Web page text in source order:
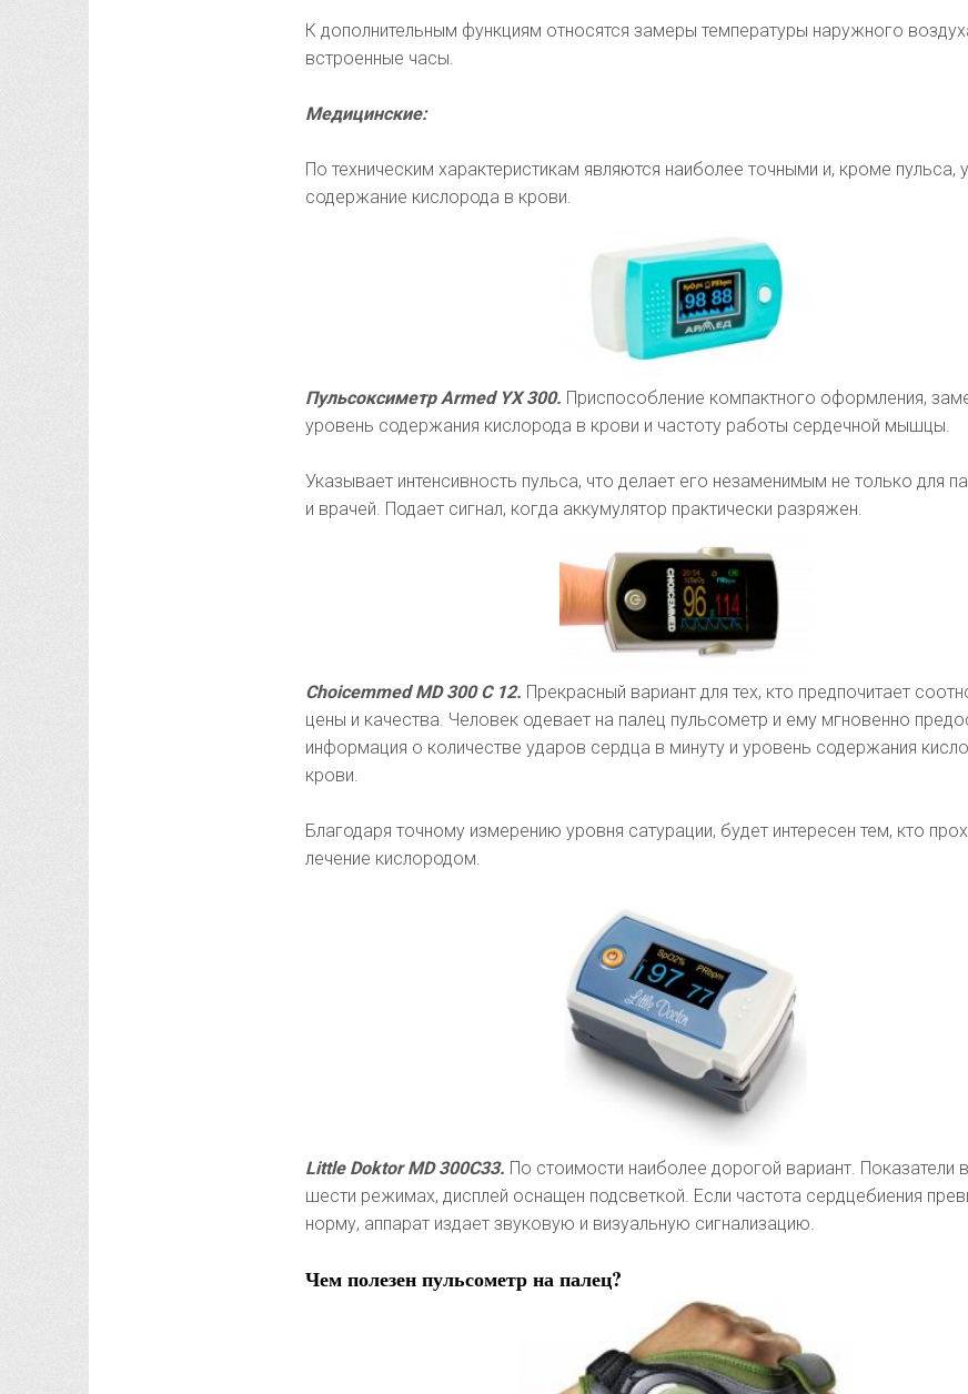
К дополнительным функциям относятся замеры температуры наружного
встроенные часы.
Медицинские:
По техническим характеристикам являются наиболее точными и, кроме пульса,
содержание кислорода в крови.
Пульсоксиметр Armed YX 300. Приспособление компактного оформления,
уровень содержания кислорода в крови и частоту работы сердечной мышцы.
Указывает интенсивность пульса, что делает его незаменимым не только для
и врачей. Подает сигнал, когда аккумулятор практически разряжен.
Choicemmed MD 300 C 12. Прекрасный вариант для тех, кто предпочитает
цены и качества. Человек одевает на палец пульсометр и ему мгновенно
информация о количестве ударов сердца в минуту и уровень содержания
крови.
Благодаря точному измерению уровня сатурации, будет интересен тем, кто
лечение кислородом.
Little Doktor MD 300C33. По стоимости наиболее дорогой вариант. Показатели
шести режимах, дисплей оснащен подсветкой. Если частота сердцебиения
норму, аппарат издает звуковую и визуальную сигнализацию.
Чем полезен пульсометр на палец?